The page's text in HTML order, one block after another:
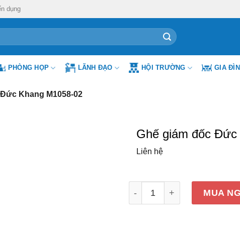
dụng
PHÒNG HỌP LÃNH ĐẠO HỘI TRƯỜNG GIA
Khang M1058-02
Ghế giám đốc Đức
Liên hệ
MUA